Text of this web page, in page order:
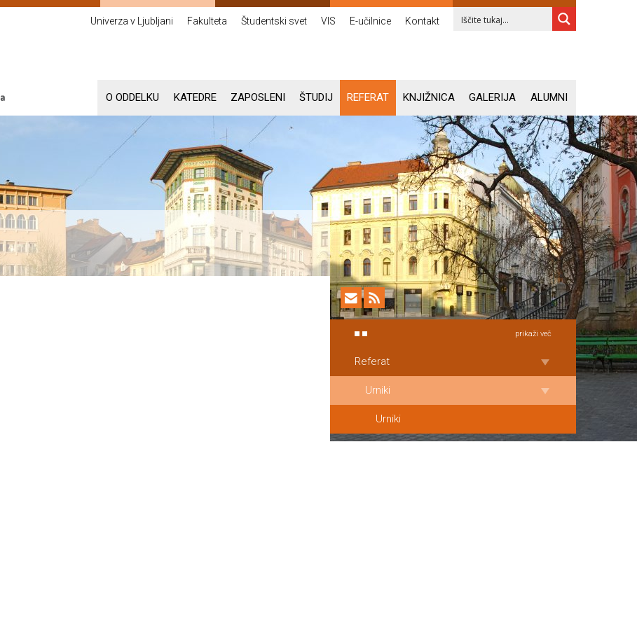
Univerza v Ljubljani Fakulteta Študentski svet VIS E-učilnice Kontakt
O ODDELKU KATEDRE ZAPOSLENI ŠTUDIJ REFERAT KNJIŽNICA GALERIJA ALUMNI
prikaži več
Referat
Urniki
Urniki